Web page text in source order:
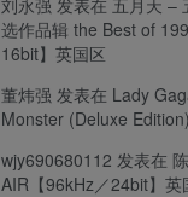
刘永强 发表在 五月天 –
选作品辑 the Best of
16bit】英国区
董炜强 发表在 Lady
Monster (Deluxe
wjy690680112 发表在
AIR【96kHz／24bit】英